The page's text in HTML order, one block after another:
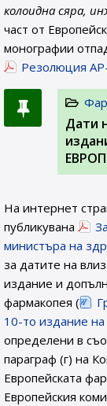
колоидна сяра,
част от
монографии
Резолюция
Дати
На интернет
публикувана
министъра на
за датите на
издание и
фармакопея (
10-то издание
определени в
параграф (г) на
Европейската
Европейския